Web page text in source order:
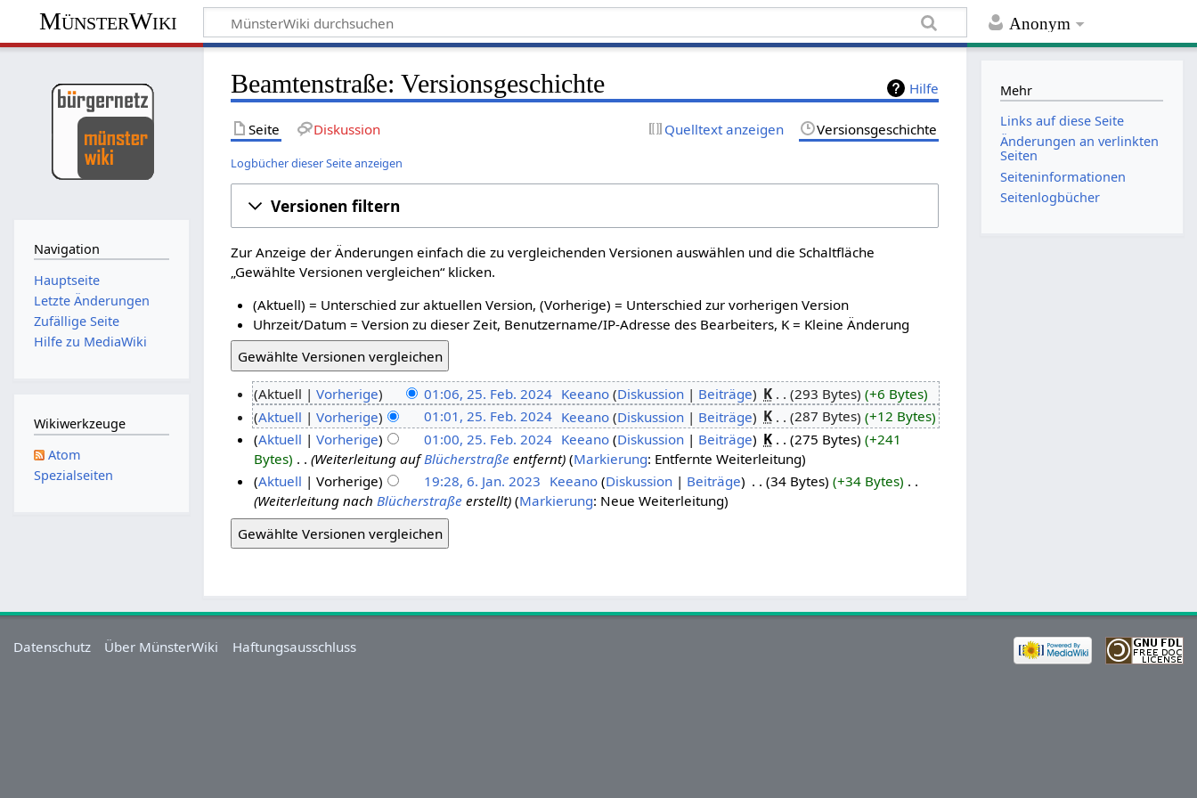
Anonym
MünsterWiki
Hilfe
Beamtenstraße: Versionsgeschichte
Seite Diskussion Quelltext anzeigen Versionsgeschichte
Logbücher dieser Seite anzeigen
Versionen filtern
Zur Anzeige der Änderungen einfach die zu vergleichenden Versionen auswählen und die Schaltfläche
„Gewählte Versionen vergleichen“ klicken.
(Aktuell) = Unterschied zur aktuellen Version, (Vorherige) = Unterschied zur vorherigen Version
Uhrzeit/Datum = Version zu dieser Zeit, Benutzername/IP-Adresse des Bearbeiters, K = Kleine Änderung
Aktuell Vorherige 01:06, 25. Feb. 2024 Keeano Diskussion Beiträge K 293 Bytes
+6 Bytes
Aktuell
Vorherige 01:01, 25. Feb. 2024 Keeano Diskussion Beiträge K 287 Bytes
+12 Bytes
Aktuell
Vorherige 01:00, 25. Feb. 2024 Keeano Diskussion Beiträge K 275 Bytes
+241
Bytes
Weiterleitung aufBlücherstraße entfernt Markierung: Entfernte Weiterleitung
Aktuell
Vorherige 19:28, 6. Jan. 2023 Keeano Diskussion Beiträge 34 Bytes +34 Bytes
Weiterleitung nach Blücherstraße erstellt Markierung: Neue Weiterleitung
Navigation
Hauptseite
Letzte Änderungen
Zufällige Seite
Hilfe zu MediaWiki
Wikiwerkzeuge
Atom
Spezialseiten
Mehr
Links auf diese Seite
Änderungen an verlinkten
Seiten
Seiten­informationen
Seitenlogbücher
Datenschutz Über MünsterWiki Haftungsausschluss